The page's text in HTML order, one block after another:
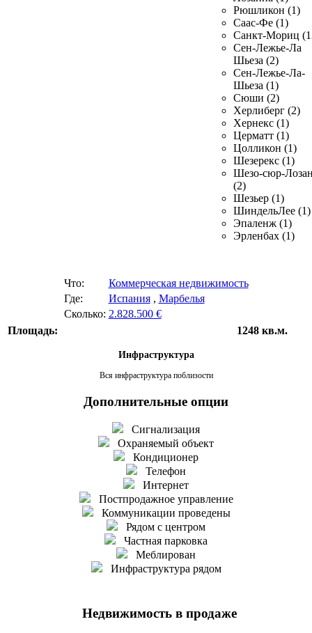
Рюшликон (1)
Саас-Фе (1)
Санкт-Мориц
Сен-Лежье-Ла
Шьеза (2)
Сен-Лежье-Ла-
Шьеза (1)
Сюши (2)
Херлиберг (2)
Хернекс (1)
Церматт (1)
Цолликон (1)
Шезерекс (1)
Шезо-сюр-
(2)
Шезьер (1)
ШиндельЛее (1)
Эпаленж (1)
Эрленбах (1)
Что:
Коммерческая недвижимость
Где:
Испания, Марбелья
Сколько: 2.828.500 €
Площадь:
1248 кв.м.
Инфраструктура
Вся инфраструктура поблизости
Дополнительные опции
Сигнализация
Охраняемый объект
Кондиционер
Телефон
Интернет
Постпродажное управление
Коммуникации проведены
Рядом с центром
Частная парковка
Меблирован
Инфраструктура рядом
Недвижимость в продаже